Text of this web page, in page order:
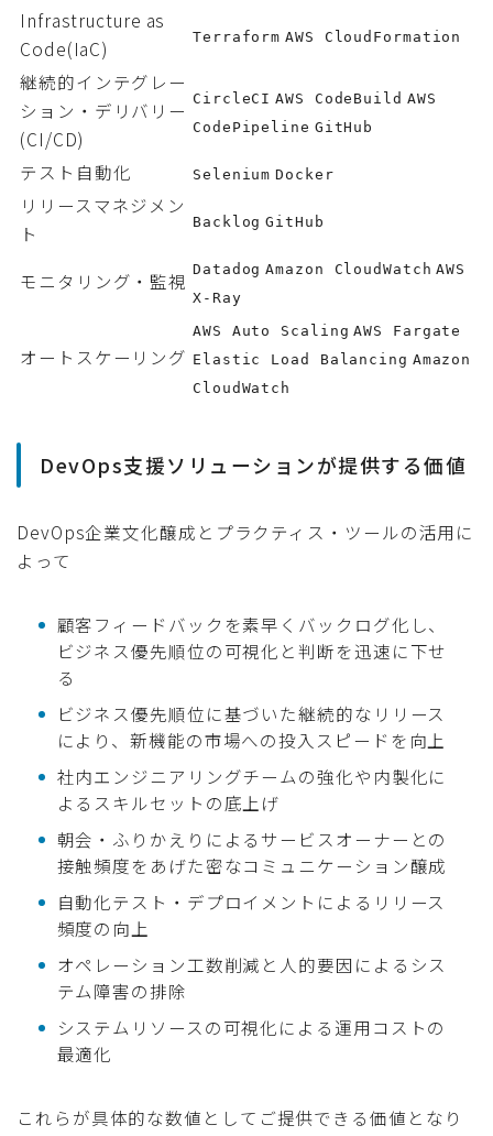
Infrastructure as
Code(IaC)
Terraform AWS CloudFormation
継続的インテグレー
ション・デリバリー
(CI/CD)
CircleCI AWS CodeBuild AWS
CodePipeline GitHub
テスト自動化 Selenium Docker
リリースマネジメン
ト
Backlog GitHub
モニタリング・監視 Datadog Amazon CloudWatch AWS
X-Ray
オートスケーリング
AWS Auto Scaling AWS Fargate
Elastic Load Balancing Amazon
CloudWatch
DevOps支援ソリューションが提供する価値
DevOps企業文化醸成とプラクティス・ツールの活用に
よって
顧客フィードバックを素早くバックログ化し、
ビジネス優先順位の可視化と判断を迅速に下せ
る
ビジネス優先順位に基づいた継続的なリリース
により、新機能の市場への投入スピードを向上
社内エンジニアリングチームの強化や内製化に
よるスキルセットの底上げ
朝会・ふりかえりによるサービスオーナーとの
接触頻度をあげた密なコミュニケーション醸成
自動化テスト・デプロイメントによるリリース
頻度の向上
オペレーション工数削減と人的要因によるシス
テム障害の排除
システムリソースの可視化による運用コストの
最適化
これらが具体的な数値としてご提供できる価値となり